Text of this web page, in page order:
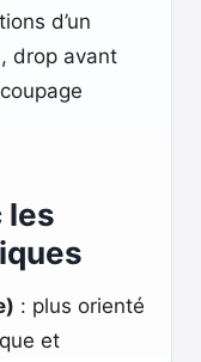
d’un
drop avant
les
: plus orienté
et